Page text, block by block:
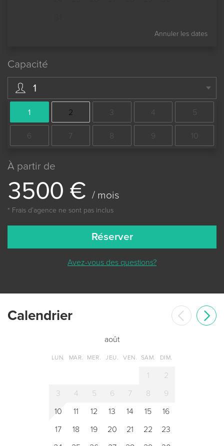
Annuler les dates
Capacité
1
1 2 3 4 5
6 7 8 9 10
À partir de
3500 € / mois
* Frais dʼagence ne sont pas inclus
Réserver
Avez-vous des questions?
Сalendrier
août
LUN. MAR. MER. JEU. VEN. SAM. DIM.
1
2
3
4 5 6 7 8
9
10
11 12 13 14 15
16
17
18 19 20 21 22
23